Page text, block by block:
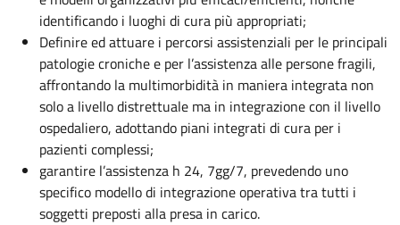
identificando i luoghi di cura più appropriati;
Definire ed attuare i percorsi assistenziali per le principali
patologie croniche e per l’assistenza alle persone fragili,
affrontando la multimorbidità in maniera integrata non
solo a livello distrettuale ma in integrazione con il livello
ospedaliero, adottando piani integrati di cura per i
pazienti complessi;
garantire l’assistenza h 24, 7gg/7, prevedendo uno
specifico modello di integrazione operativa tra tutti i
soggetti preposti alla presa in carico.